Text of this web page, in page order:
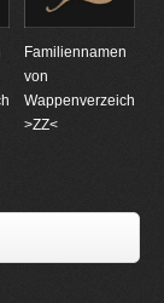
Familiennamen
von
>ZZ<